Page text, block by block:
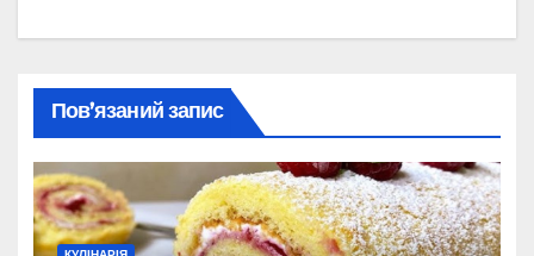
Пов’язаний запис